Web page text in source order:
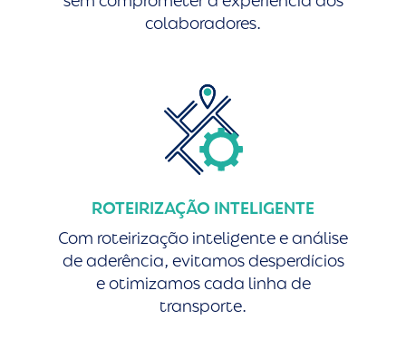
colaboradores.
ROTEIRIZAÇÃO INTELIGENTE
Com roteirização inteligente e análise
de aderência, evitamos desperdícios
e otimizamos cada linha de
transporte.